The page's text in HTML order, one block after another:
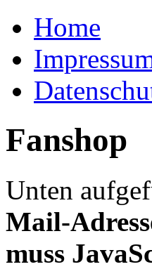
Home
Fanshop
Unten
Mail-
muss